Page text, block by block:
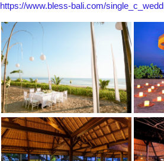
https://www.bless-bali.com/